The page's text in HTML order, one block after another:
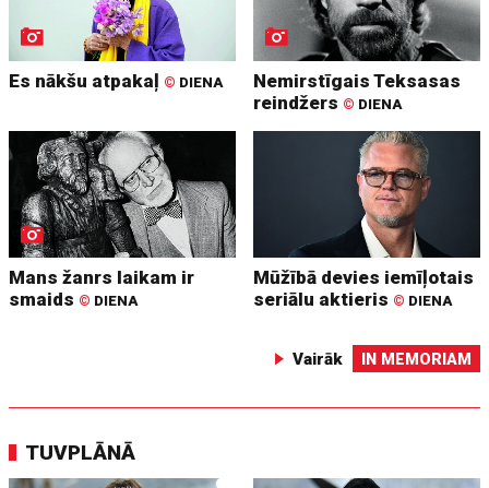
Es nākšu atpakaļ © DIENA
Nemirstīgais Teksasas
reindžers © DIENA
Mans žanrs laikam ir
smaids © DIENA
Mūžībā devies iemīļotais
seriālu aktieris © DIENA
Vairāk IN MEMORIAM
TUVPLĀNĀ